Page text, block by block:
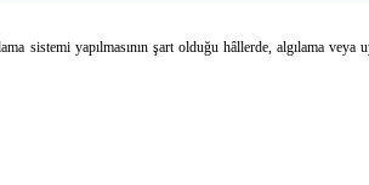
sistemi yapılmasının şart olduğu hâllerde, algılama